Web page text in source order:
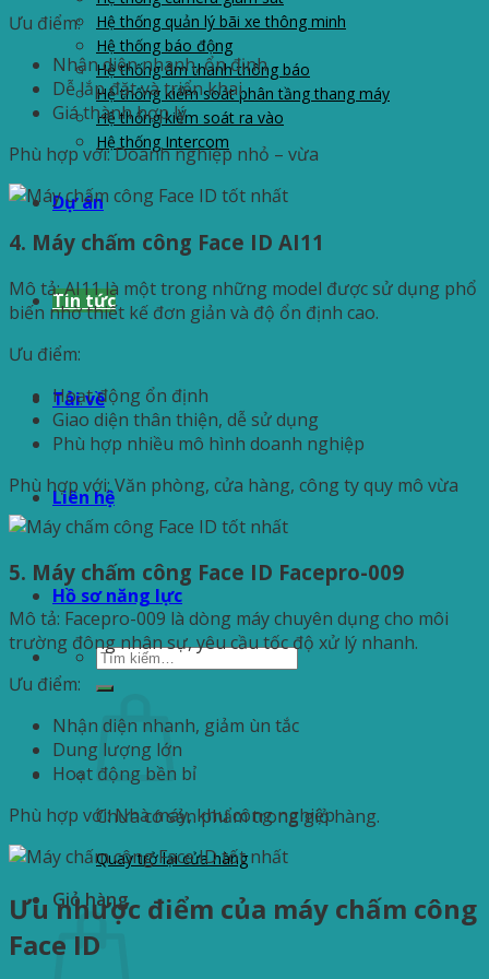
Hệ thống quản lý bãi xe thông minh
Hệ thống báo động
Hệ thống âm thanh thông báo
Hệ thống kiểm soát phân tầng thang máy
Hệ thống kiểm soát ra vào
Hệ thống Intercom
Dự án
Tin tức
Tải về
Liên hệ
Hồ sơ năng lực
Tìm
kiếm:
Chưa có sản phẩm trong giỏ hàng.
Quay trở lại cửa hàng
Giỏ hàng
Ưu điểm:
Nhận diện nhanh, ổn định
Dễ lắp đặt và triển khai
Giá thành hợp lý
Phù hợp với: Doanh nghiệp nhỏ – vừa
4. Máy chấm công Face ID AI11
Mô tả: AI11 là một trong những model được sử dụng phổ
biến nhờ thiết kế đơn giản và độ ổn định cao.
Ưu điểm:
Hoạt động ổn định
Giao diện thân thiện, dễ sử dụng
Phù hợp nhiều mô hình doanh nghiệp
Phù hợp với: Văn phòng, cửa hàng, công ty quy mô vừa
5. Máy chấm công Face ID Facepro-009
Mô tả: Facepro-009 là dòng máy chuyên dụng cho môi
trường đông nhân sự, yêu cầu tốc độ xử lý nhanh.
Ưu điểm:
Nhận diện nhanh, giảm ùn tắc
Dung lượng lớn
Hoạt động bền bỉ
Phù hợp với: Nhà máy, khu công nghiệp
Ưu nhược điểm của máy chấm công
Face ID